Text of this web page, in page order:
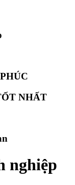
NHẤT
nghiệp